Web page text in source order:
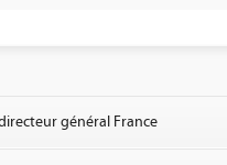
général France